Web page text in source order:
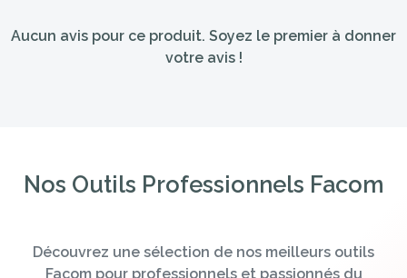
Aucun avis pour ce produit. Soyez le premier à donner
votre avis !
Nos Outils Professionnels Facom
Découvrez une sélection de nos meilleurs outils
Facom pour professionnels et passionnés du